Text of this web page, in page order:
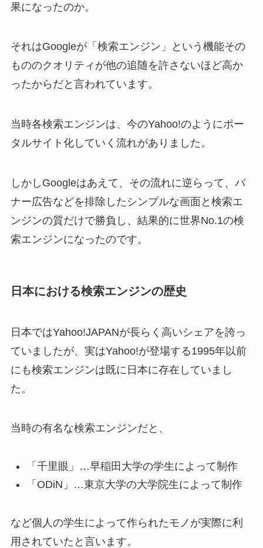
果になったのか。
それはGoogleが「検索エンジン」という機能その
もののクオリティが他の追随を許さないほど高か
ったからだと言われています。
当時各検索エンジンは、今のYahoo!のようにポー
タルサイト化していく流れがありました。
しかしGoogleはあえて、その流れに逆らって、バ
ナー広告などを排除したシンプルな画面と検索エ
ンジンの質だけで勝負し、結果的に世界No.1の検
索エンジンになったのです。
日本における検索エンジンの歴史
日本ではYahoo!JAPANが長らく高いシェアを誇っ
ていましたが、実はYahoo!が登場する1995年以前
にも検索エンジンは既に日本に存在していまし
た。
当時の有名な検索エンジンだと、
「千里眼」…早稲田大学の学生によって制作
「ODiN」…東京大学の大学院生によって制作
など個人の学生によって作られたモノが実際に利
用されていたと言います。